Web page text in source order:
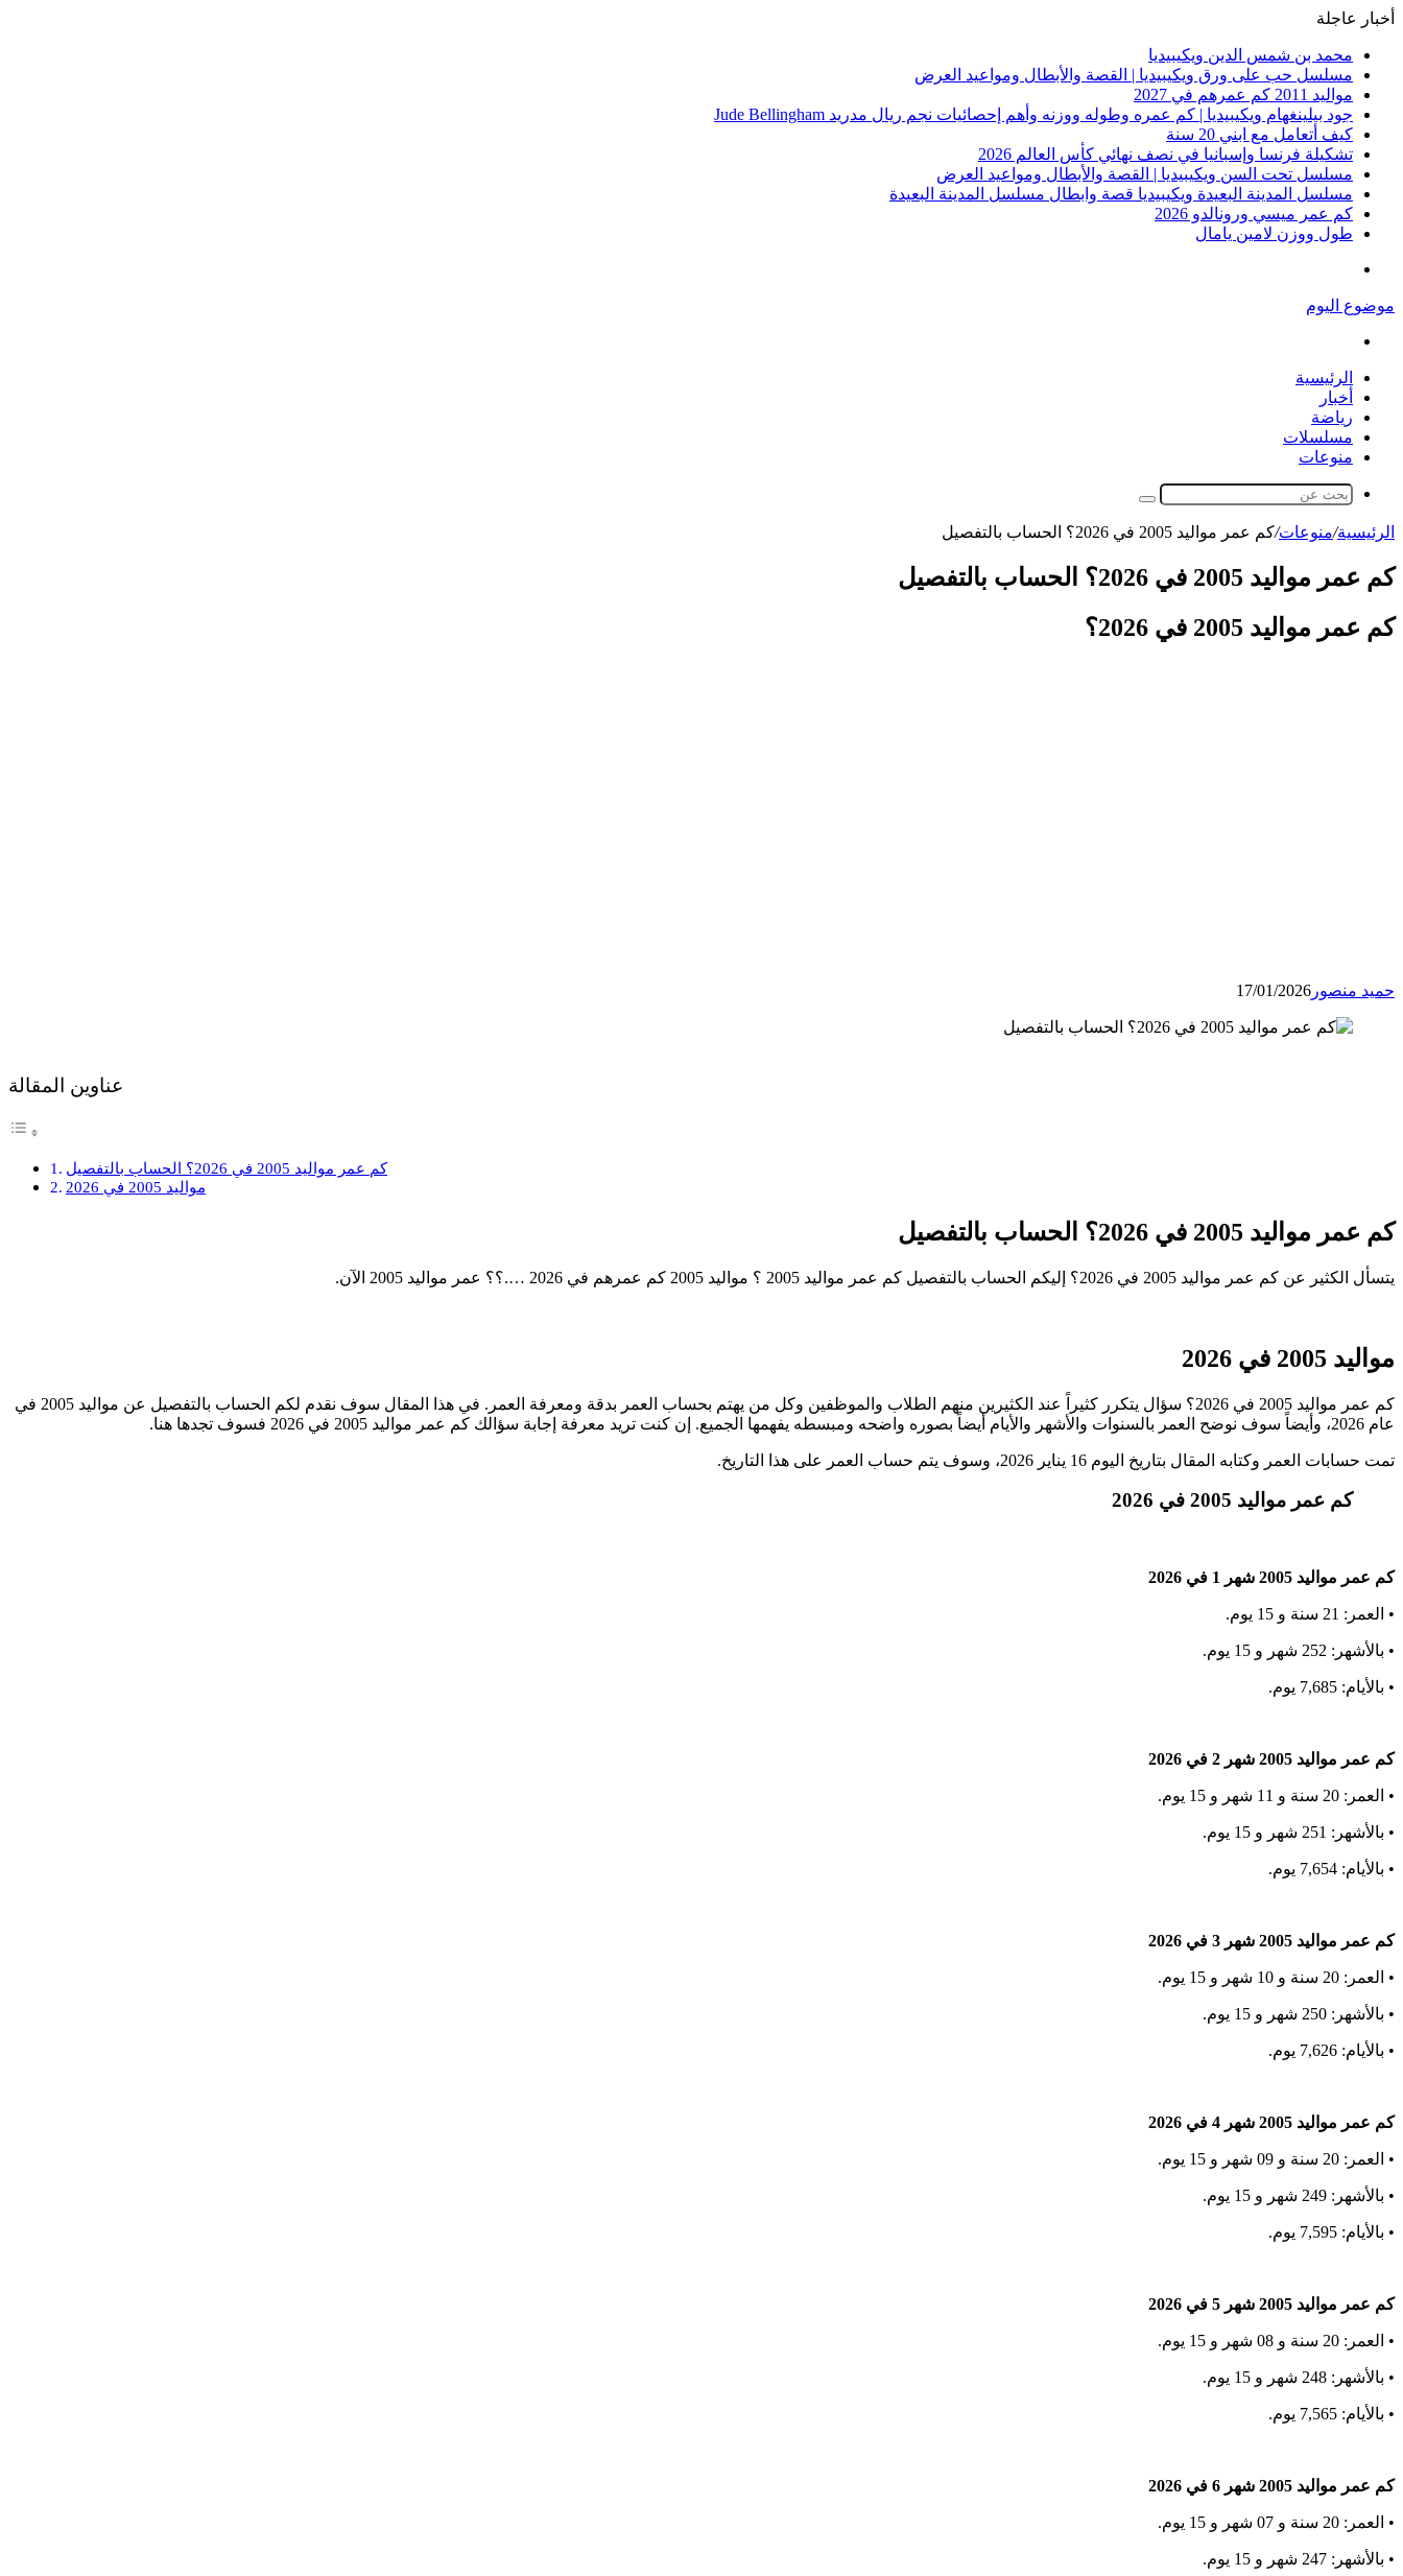
أخبار عاجلة
محمد بن شمس الدين ويكيبيديا
مسلسل حب على ورق ويكيبيديا | القصة والأبطال ومواعيد العرض
مواليد 2011 كم عمرهم في 2027
جود بيلينغهام ويكيبيديا | كم عمره وطوله ووزنه وأهم إحصائيات نجم ريال مدريد Jude Bellingham
كيف أتعامل مع ابني 20 سنة
تشكيلة فرنسا وإسبانيا في نصف نهائي كأس العالم 2026
مسلسل تحت السن ويكيبيديا | القصة والأبطال ومواعيد العرض
مسلسل المدينة البعيدة ويكيبيديا قصة وابطال مسلسل المدينة البعيدة
كم عمر ميسي ورونالدو 2026
طول ووزن لامين يامال
موضوع اليوم
الرئيسية
أخبار
رياضة
مسلسلات
منوعات
بحث
الرئيسية/منوعات/كم عمر مواليد 2005 في 2026؟ الحساب بالتفصيل
كم عمر مواليد 2005 في 2026؟ الحساب بالتفصيل
كم عمر مواليد 2005 في 2026؟
حميد منصور 17/01/2026
عناوين المقالة
كم عمر مواليد 2005 في 2026؟ الحساب بالتفصيل
مواليد 2005 في 2026
كم عمر مواليد 2005 في 2026؟ الحساب بالتفصيل
يتسأل الكثير عن كم عمر مواليد 2005 في 2026؟ إليكم الحساب بالتفصيل كم عمر مواليد 2005 ؟ مواليد 2005 كم عمرهم في 2026 ….؟؟ عمر مواليد 2005 الآن.
مواليد 2005 في 2026
كم عمر مواليد 2005 في 2026؟ سؤال يتكرر كثيراً عند الكثيرين منهم الطلاب والموظفين وكل من يهتم بحساب العمر بدقة ومعرفة العمر. في هذا المقال سوف نقدم لكم الحساب بالتفصيل عن مواليد 2005 في
عام 2026، وأيضاً سوف نوضح العمر بالسنوات والأشهر والأيام أيضاً بصوره واضحه ومبسطه يفهمها الجميع. إن كنت تريد معرفة إجابة سؤالك كم عمر مواليد 2005 في 2026 فسوف تجدها هنا.
تمت حسابات العمر وكتابه المقال بتاريخ اليوم 16 يناير 2026، وسوف يتم حساب العمر على هذا التاريخ.
كم عمر مواليد 2005 في 2026
كم عمر مواليد 2005 شهر 1 في 2026
• العمر: 21 سنة و 15 يوم.
• بالأشهر: 252 شهر و 15 يوم.
• بالأيام: 7,685 يوم.
كم عمر مواليد 2005 شهر 2 في 2026
• العمر: 20 سنة و 11 شهر و 15 يوم.
• بالأشهر: 251 شهر و 15 يوم.
• بالأيام: 7,654 يوم.
كم عمر مواليد 2005 شهر 3 في 2026
• العمر: 20 سنة و 10 شهر و 15 يوم.
• بالأشهر: 250 شهر و 15 يوم.
• بالأيام: 7,626 يوم.
كم عمر مواليد 2005 شهر 4 في 2026
• العمر: 20 سنة و 09 شهر و 15 يوم.
• بالأشهر: 249 شهر و 15 يوم.
• بالأيام: 7,595 يوم.
كم عمر مواليد 2005 شهر 5 في 2026
• العمر: 20 سنة و 08 شهر و 15 يوم.
• بالأشهر: 248 شهر و 15 يوم.
• بالأيام: 7,565 يوم.
كم عمر مواليد 2005 شهر 6 في 2026
• العمر: 20 سنة و 07 شهر و 15 يوم.
• بالأشهر: 247 شهر و 15 يوم.